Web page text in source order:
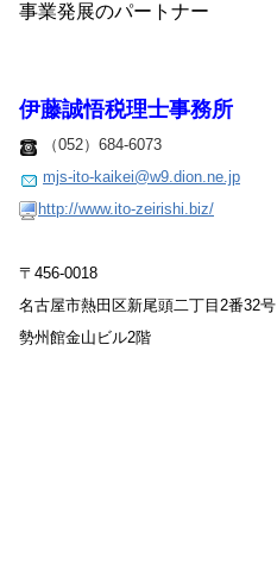
事業発展のパートナー
伊藤誠悟税理士事務所
（052）684-6073
mjs-ito-kaikei@w9.dion.ne.jp
http://www.ito-zeirishi.biz/
〒456-0018
名古屋市熱田区新尾頭二丁目2番32号
勢州館金山ビル2階